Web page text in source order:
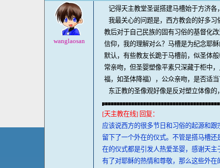
wanglaosan
记得天主教堂圣诞搭建马槽始于方济各
我最关心的问题是，西方教会的好多
教后对于自己民族的固有习俗的基督化
信仰，我的理解对么？马槽是为纪念耶
默认，有些教友长跪于马槽前，似圣体
常亲吻，但圣婴塑像平素只深藏于柜中
福，如圣体降福），公众亲吻，是否适当
东正教的圣像观好像是反对塑立体像
[天主教在线] 回复：
应该说西方的很多节日和习俗的起源和
留下了一个外在的仪式。不管是搭马槽
在的仪式都是引发人热爱圣婴，感谢天
有了对耶稣的热情和尊敬，那么这些外